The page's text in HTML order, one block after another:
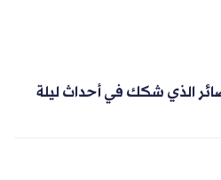
الذي شكك في أحداث ليلة